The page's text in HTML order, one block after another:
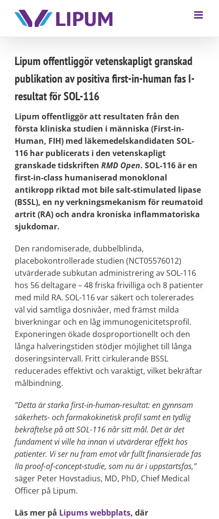
Lipum offentliggör vetenskapligt granskad
publikation av positiva first-in-human fas I-
resultat för SOL-116
Lipum offentliggör att resultaten från den
första kliniska studien i människa (First-in-
Human, FIH) med läkemedelskandidaten SOL-
116 har publicerats i den vetenskapligt
granskade tidskriften RMD Open. SOL-116 är en
first-in-class humaniserad monoklonal
antikropp riktad mot bile salt-stimulated lipase
(BSSL), en ny verkningsmekanism för reumatoid
artrit (RA) och andra kroniska inflammatoriska
sjukdomar.
Den randomiserade, dubbelblinda,
placebokontrollerade studien (NCT05576012)
utvärderade subkutan administrering av SOL-116
hos 56 deltagare – 48 friska frivilliga och 8 patienter
med mild RA. SOL-116 var säkert och tolererades
väl vid samtliga dosnivåer, med främst milda
biverkningar och en låg immunogenicitetsprofil.
Exponeringen ökade dosproportionellt och den
långa halveringstiden stödjer möjlighet till långa
doseringsintervall. Fritt cirkulerande BSSL
reducerades effektivt och varaktigt, vilket bekräftar
målbindning.
”Detta är starka first-in-human-resultat: en gynnsam
säkerhets- och farmakokinetisk profil samt en tydlig
bekräftelse på att SOL-116 når sitt mål. Det är det
fundament vi ville ha innan vi utvärderar effekt hos
patienter. Vi ser nu fram emot vår fullt finansierade fas
IIa proof-of-concept-studie, som nu är i uppstartsfas,”
säger Peter Hovstadius, MD, PhD, Chief Medical
Officer på Lipum.
Läs mer på Lipums webbplats, där